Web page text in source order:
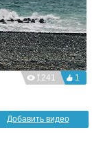
1
1241
Добавить видео